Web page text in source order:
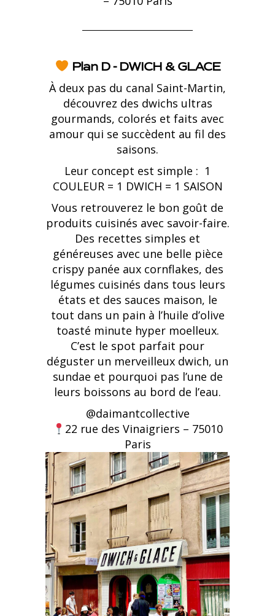
Plan D - DWICH & GLACE
À deux pas du canal Saint-Martin,
découvrez des dwichs ultras
gourmands, colorés et faits avec
amour qui se succèdent au fil des
saisons.
Leur concept est simple : 1
COULEUR = 1 DWICH = 1 SAISON
Vous retrouverez le bon goût de
produits cuisinés avec savoir-faire.
Des recettes simples et
généreuses avec une belle pièce
crispy panée aux cornflakes, des
légumes cuisinés dans tous leurs
états et des sauces maison, le
tout dans un pain à l’huile d’olive
toasté minute hyper moelleux.
C’est le spot parfait pour
déguster un merveilleux dwich, un
sundae et pourquoi pas l’une de
leurs boissons au bord de l’eau.
@daimantcollective
22 rue des Vinaigriers – 75010
Paris